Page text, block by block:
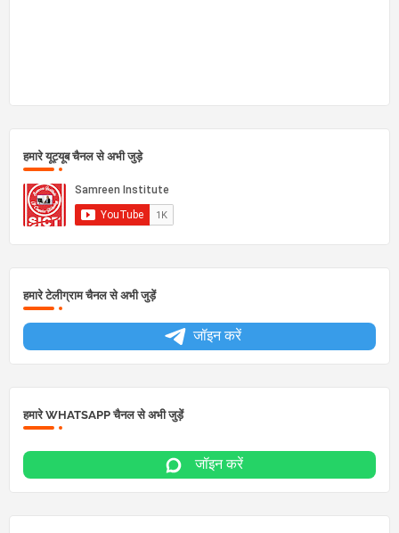
हमारे यूट्यूब चैनल से अभी जुड़े
हमारे टेलीग्राम चैनल से अभी जुड़ें
जॉइन करें
हमारे WHATSAPP चैनल से अभी जुड़ें
जॉइन करें